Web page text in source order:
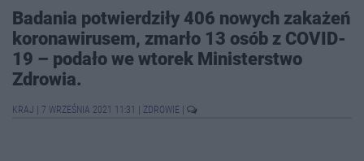
Badania potwierdziły 406 nowych zakażeń
koronawirusem, zmarło 13 osób z COVID-
19 – podało we wtorek Ministerstwo
Zdrowia.
KRAJ 7 WRZEŚNIA 2021 11:31 ZDROWIE